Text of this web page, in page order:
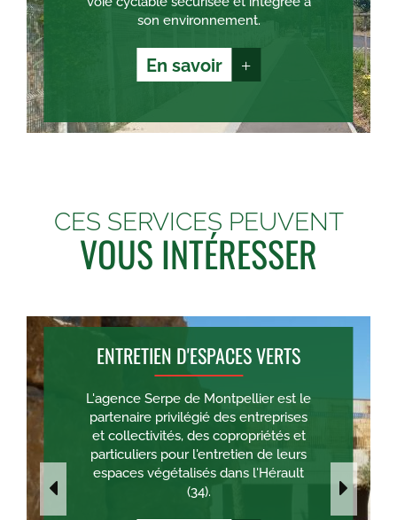
son environnement.
En savoir +
CES SERVICES PEUVENT
VOUS INTÉRESSER
ENTRETIEN D'ESPACES VERTS
L'agence Serpe de Montpellier est le
partenaire privilégié des entreprises
et collectivités, des copropriétés et
particuliers pour l'entretien de leurs
espaces végétalisés dans l'Hérault
(34).